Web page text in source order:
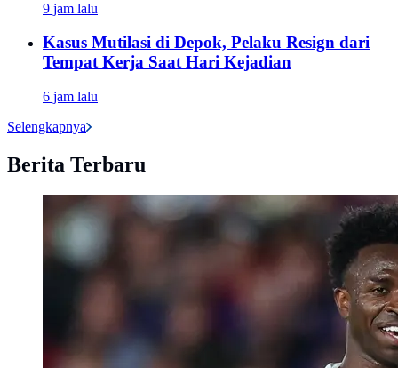
9 jam lalu
Kasus Mutilasi di Depok, Pelaku Resign dari
Tempat Kerja Saat Hari Kejadian
6 jam lalu
Selengkapnya
Berita Terbaru